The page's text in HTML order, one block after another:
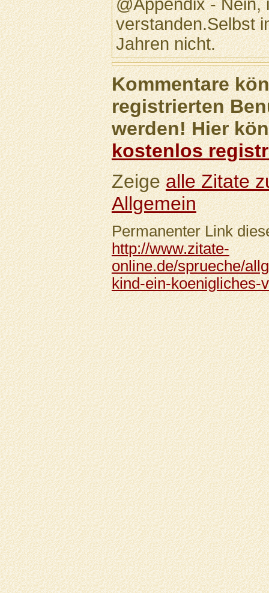
@Appendix - Nein,
verstanden.Selbst
Jahren nicht.
Kommentare
registrierten
werden! Hier
kostenlos
Zeigealle Zitate
Allgemein
Permanenter Link
http://www.zitate-
online.de/sprueche/
kind-ein-koenigliches-